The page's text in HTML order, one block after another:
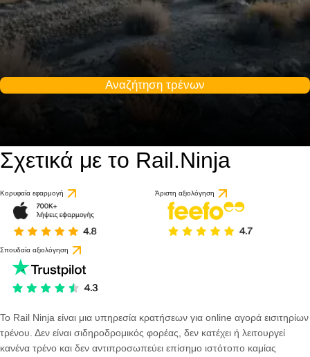
Αναζήτηση τρένων
Σχετικά με το Rail.Ninja
Κορυφαία εφαρμογή Άριστη αξιολόγηση
Σπουδαία αξιολόγηση
Το Rail Ninja είναι μια υπηρεσία κρατήσεων για online αγορά εισιτηρίων
τρένου. Δεν είναι σιδηροδρομικός φορέας, δεν κατέχει ή λειτουργεί
κανένα τρένο και δεν αντιπροσωπεύει επίσημο ιστότοπο καμίας